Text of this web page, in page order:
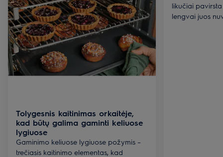
Tolygesnis kaitinimas orkaitėje,
kad būtų galima gaminti keliuose
lygiuose
Gaminimo keliuose lygiuose požymis –
trečiasis kaitinimo elementas, kad
likučiai
lengvai juos